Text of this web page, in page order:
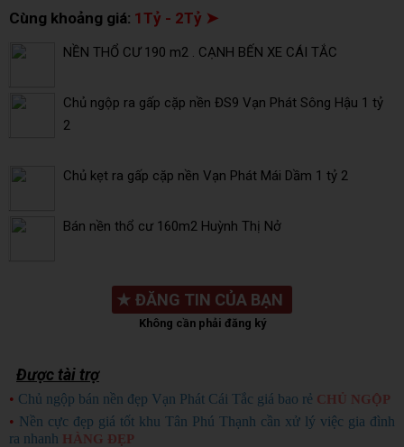
Cùng khoảng giá: 1Tỷ - 2Tỷ ➤
NỀN THỔ CƯ 190 m2 . CẠNH BẾN XE CÁI TẮC
Chủ ngộp ra gấp cặp nền ĐS9 Vạn Phát Sông Hậu 1 tỷ
2
Chủ kẹt ra gấp cặp nền Vạn Phát Mái Dầm 1 tỷ 2
Bán nền thổ cư 160m2 Huỳnh Thị Nở
★ ĐĂNG TIN CỦA BẠN
Không cần phải đăng ký
Được tài trợ
• Chủ ngộp bán nền đẹp Vạn Phát Cái Tắc giá bao rẻ CHỦ NGỘP
• Nền cực đẹp giá tốt khu Tân Phú Thạnh cần xử lý việc gia đình
ra nhanh HÀNG ĐẸP